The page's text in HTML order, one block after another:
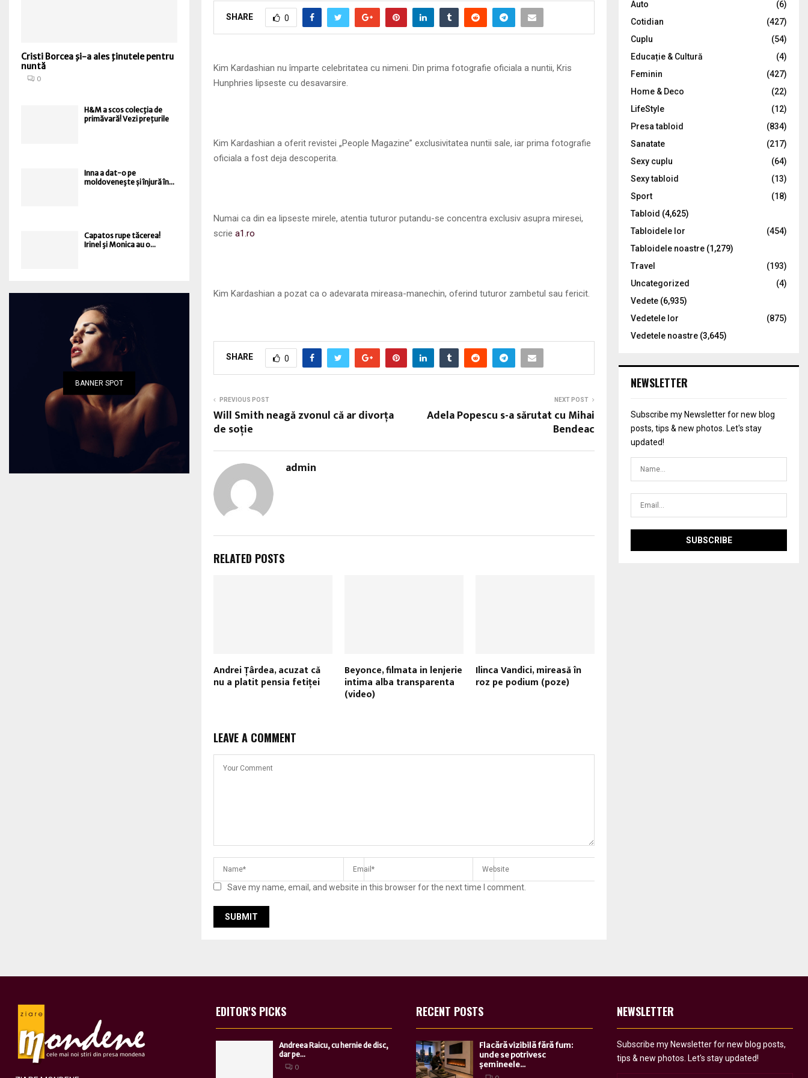
SHARE 0
Kim Kardashian nu împarte celebritatea cu nimeni. Din prima fotografie oficiala a nuntii, Kris
Hunphries lipseste cu desavarsire.
Kim Kardashian a oferit revistei „People Magazine” exclusivitatea nuntii sale, iar prima fotografie
oficiala a fost deja descoperita.
Numai ca din ea lipseste mirele, atentia tuturor putandu-se concentra exclusiv asupra miresei,
scrie a1.ro
Kim Kardashian a pozat ca o adevarata mireasa-manechin, oferind tuturor zambetul sau fericit.
SHARE 0
PREVIOUS POST
Will Smith neagă zvonul că ar divorţa
de soție
NEXT POST
Adela Popescu s-a sărutat cu Mihai
Bendeac
admin
RELATED POSTS
Andrei Ţârdea, acuzat că
nu a platit pensia fetiţei
Beyonce, filmata in lenjerie
intima alba transparenta
(video)
Ilinca Vandici, mireasă în
roz pe podium (poze)
LEAVE A COMMENT
Save my name, email, and website in this browser for the next time I comment.
Cristi Borcea şi-a ales ţinutele pentru
nuntă
0
H&M a scos colecţia de
primăvară! Vezi prețurile
Inna a dat-o pe
moldoveneşte și înjură în...
Capatos rupe tăcerea!
Irinel şi Monica au o...
BANNER SPOT
:
C
Auto
(6)
Cotidian
(427)
Cuplu
(54)
Educație & Cultură
(4)
Feminin
(427)
Home & Deco
(22)
LifeStyle
(12)
Presa tabloid
(834)
Sanatate
(217)
Sexy cuplu
(64)
Sexy tabloid
(13)
Sport
(18)
Tabloid (4,625)
Tabloidele lor
(454)
Tabloidele noastre (1,279)
Travel
(193)
Uncategorized
(4)
Vedete (6,935)
Vedetele lor
(875)
Vedetele noastre (3,645)
NEWSLETTER
Subscribe my Newsletter for new blog
posts, tips & new photos. Let's stay
updated!
EDITOR'S PICKS
Andreea Raicu, cu hernie de disc,
dar pe...
0
RECENT POSTS
Flacără vizibilă fără fum:
unde se potrivesc
șemineele...
NEWSLETTER
Subscribe my Newsletter for new blog posts,
tips & new photos. Let's stay updated!